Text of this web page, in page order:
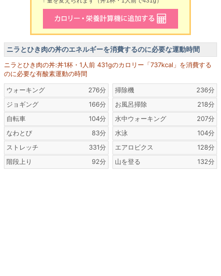
ニラとひき肉の丼のエネルギーを消費するのに必要な運動時間
ニラとひき肉の丼:丼1杯・1人前 431gのカロリー「737kcal」を消費する
のに必要な有酸素運動の時間
ウォーキング
276分
ジョギング
166分
自転車
104分
なわとび
83分
ストレッチ
331分
階段上り
92分
掃除機
236分
お風呂掃除
218分
水中ウォーキング
207分
水泳
104分
エアロビクス
128分
山を登る
132分